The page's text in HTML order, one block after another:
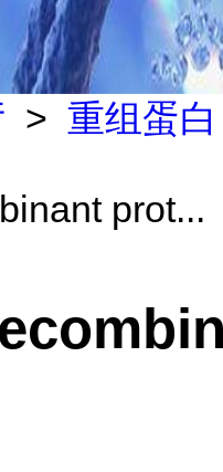
> 重组蛋白
prot...